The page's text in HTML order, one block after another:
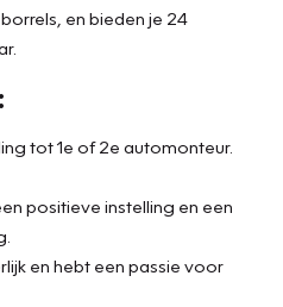
en bieden je 24
tot 1e of 2e automonteur.
positieve instelling en een
en hebt een passie voor